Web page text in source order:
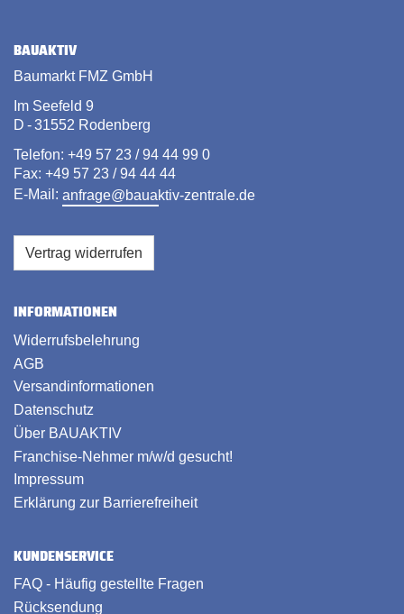
BAUAKTIV
Baumarkt FMZ GmbH
Im Seefeld 9
D - 31552 Rodenberg
Telefon: +49 57 23 / 94 44 99 0
Fax: +49 57 23 / 94 44 44
E-Mail: anfrage@bauaktiv-zentrale.de
Vertrag widerrufen
INFORMATIONEN
Widerrufsbelehrung
AGB
Versandinformationen
Datenschutz
Über BAUAKTIV
Franchise-Nehmer m/w/d gesucht!
Impressum
Erklärung zur Barrierefreiheit
KUNDENSERVICE
FAQ - Häufig gestellte Fragen
Rücksendung